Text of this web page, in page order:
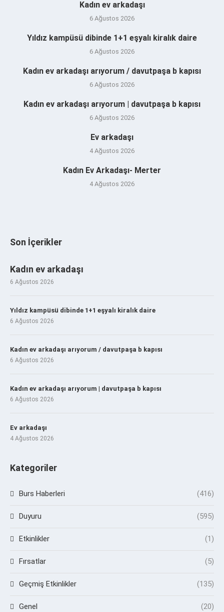
Kadın ev arkadaşı
6 Ağustos 2026
Yıldız kampüsü dibinde 1+1 eşyalı kiralık daire
6 Ağustos 2026
Kadın ev arkadaşı arıyorum / davutpaşa b kapısı
6 Ağustos 2026
Kadın ev arkadaşı arıyorum | davutpaşa b kapısı
6 Ağustos 2026
Ev arkadaşı
4 Ağustos 2026
Kadın Ev Arkadaşı- Merter
4 Ağustos 2026
Son İçerikler
Kadın ev arkadaşı
6 Ağustos 2026
Yıldız kampüsü dibinde 1+1 eşyalı kiralık daire
6 Ağustos 2026
Kadın ev arkadaşı arıyorum / davutpaşa b kapısı
6 Ağustos 2026
Kadın ev arkadaşı arıyorum | davutpaşa b kapısı
6 Ağustos 2026
Ev arkadaşı
4 Ağustos 2026
Kategoriler
Burs Haberleri (416)
Duyuru (595)
Etkinlikler (1)
Fırsatlar (5)
Geçmiş Etkinlikler (135)
Genel (20)